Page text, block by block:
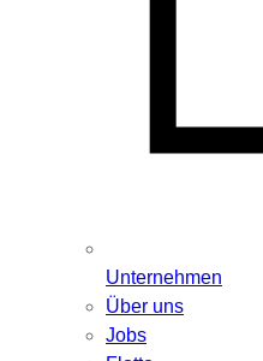
Unternehmen
Über uns
Jobs